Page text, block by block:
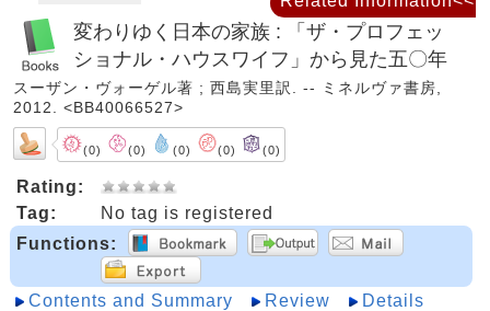
変わりゆく日本の家族 : 「ザ・プロフェッ
ショナル・ハウスワイフ」から見た五〇年
スーザン・ヴォーゲル著 ; 西島実里訳. -- ミネルヴァ書房,
2012. <BB40066527>
(0) (0) (0) (0) (0)
Rating:
Tag:
No tag is registered
Functions:
Contents and Summary Review Details